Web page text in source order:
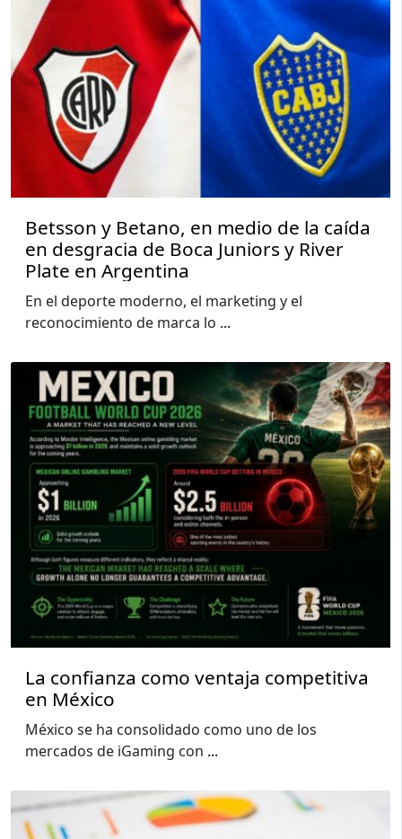
Betsson y Betano, en medio de la caída
en desgracia de Boca Juniors y River
Plate en Argentina
En el deporte moderno, el marketing y el
reconocimiento de marca lo ...
La confianza como ventaja competitiva
en México
México se ha consolidado como uno de los
mercados de iGaming con ...